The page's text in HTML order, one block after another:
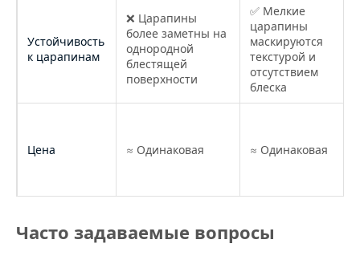
Устойчивость
к царапинам
❌ Царапины
более заметны на
однородной
блестящей
поверхности
✅ Мелкие
царапины
маскируются
текстурой и
отсутствием
блеска
Цена ≈ Одинаковая ≈ Одинаковая
Часто задаваемые вопросы